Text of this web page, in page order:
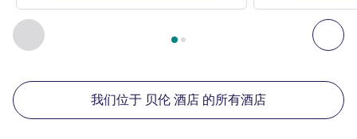
上一个 - 我们在附近的其他酒店 下
第 页，共 , 我们在附近的其他酒店 1 :, 我们在附近的
我们位于 贝伦 酒店 的所有酒店